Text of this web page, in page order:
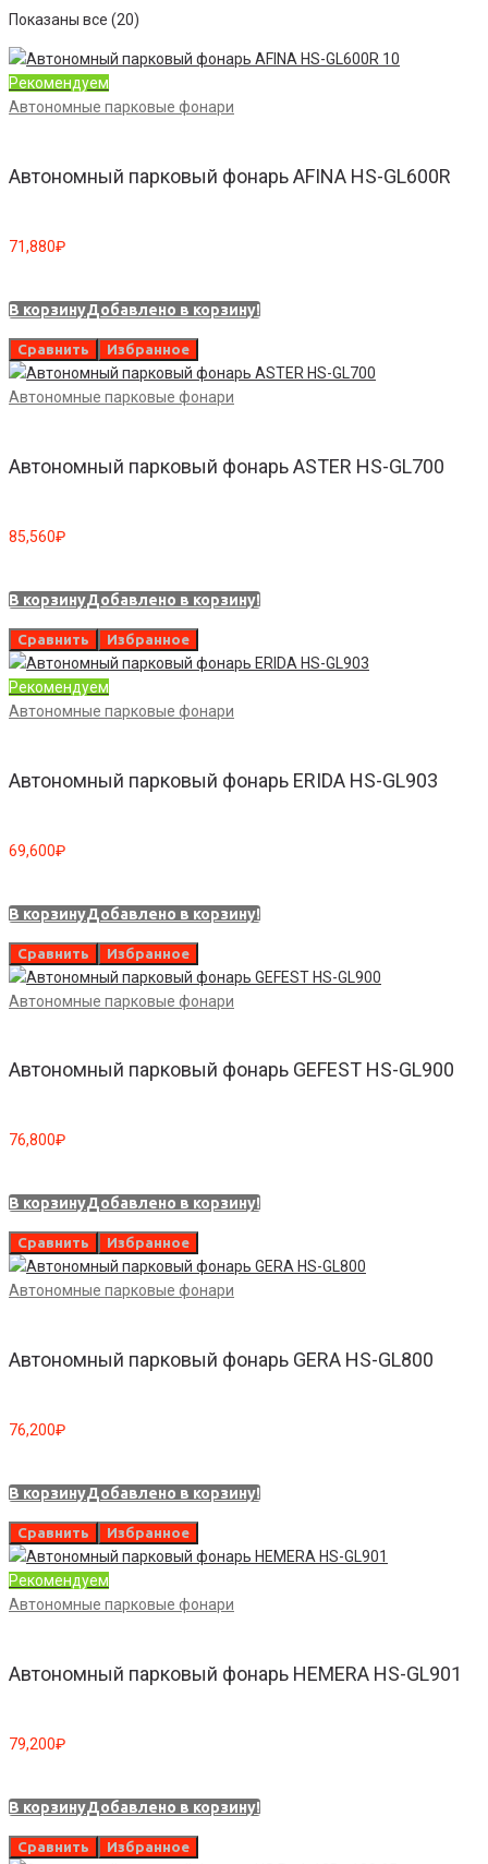
Показаны все (20)
Рекомендуем
Автономные парковые фонари
Автономный парковый фонарь AFINA HS-GL600R
71,880₽
В корзинуДобавлено в корзину!
Сравнить Избранное
Автономные парковые фонари
Автономный парковый фонарь ASTER HS-GL700
85,560₽
В корзинуДобавлено в корзину!
Сравнить Избранное
Рекомендуем
Автономные парковые фонари
Автономный парковый фонарь ERIDA HS-GL903
69,600₽
В корзинуДобавлено в корзину!
Сравнить Избранное
Автономные парковые фонари
Автономный парковый фонарь GEFEST HS-GL900
76,800₽
В корзинуДобавлено в корзину!
Сравнить Избранное
Автономные парковые фонари
Автономный парковый фонарь GERA HS-GL800
76,200₽
В корзинуДобавлено в корзину!
Сравнить Избранное
Рекомендуем
Автономные парковые фонари
Автономный парковый фонарь HEMERA HS-GL901
79,200₽
В корзинуДобавлено в корзину!
Сравнить Избранное